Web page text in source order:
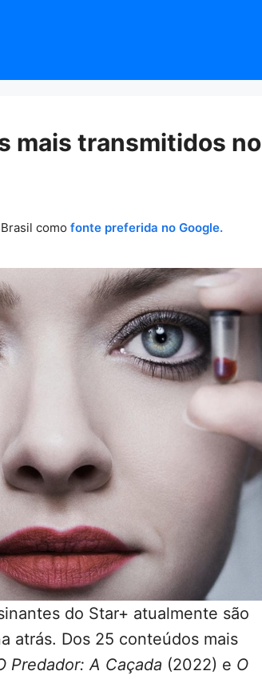
mais transmitidos no
como fonte preferida no Google.
do Star+ atualmente são
atrás. Dos 25 conteúdos mais
Predador: A Caçada (2022) e O